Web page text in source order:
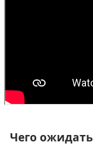
Чего